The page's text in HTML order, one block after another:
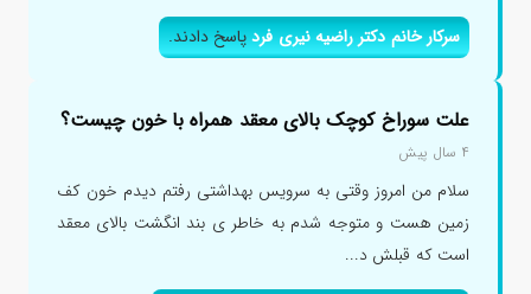
سرکار خانم دکتر راضیه نیری فردپاسخ دادند.
علت سوراخ کوچک بالای معقد همراه با خون چیست؟
۴ سال پیش
سلام من امروز وقتی به سرویس بهداشتی رفتم دیدم خون کف
زمین هست و متوجه شدم به خاطر ی بند انگشت بالای معقد
است که قبلش د...